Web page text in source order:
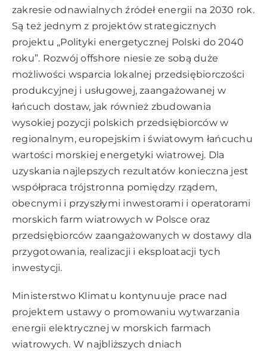
zakresie odnawialnych źródeł energii na 2030 rok.
Są też jednym z projektów strategicznych
projektu „Polityki energetycznej Polski do 2040
roku”. Rozwój offshore niesie ze sobą duże
możliwości wsparcia lokalnej przedsiębiorczości
produkcyjnej i usługowej, zaangażowanej w
łańcuch dostaw, jak również zbudowania
wysokiej pozycji polskich przedsiębiorców w
regionalnym, europejskim i światowym łańcuchu
wartości morskiej energetyki wiatrowej. Dla
uzyskania najlepszych rezultatów konieczna jest
współpraca trójstronna pomiędzy rządem,
obecnymi i przyszłymi inwestorami i operatorami
morskich farm wiatrowych w Polsce oraz
przedsiębiorców zaangażowanych w dostawy dla
przygotowania, realizacji i eksploatacji tych
inwestycji.
Ministerstwo Klimatu kontynuuje prace nad
projektem ustawy o promowaniu wytwarzania
energii elektrycznej w morskich farmach
wiatrowych. W najbliższych dniach